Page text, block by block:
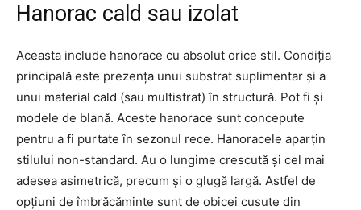
Hanorac cald sau izolat
Aceasta include hanorace cu absolut orice stil. Condiția
principală este prezența unui substrat suplimentar și a
unui material cald (sau multistrat) în structură. Pot fi și
modele de blană. Aceste hanorace sunt concepute
pentru a fi purtate în sezonul rece. Hanoracele aparțin
stilului non-standard. Au o lungime crescută și cel mai
adesea asimetrică, precum și o glugă largă. Astfel de
opțiuni de îmbrăcăminte sunt de obicei cusute din